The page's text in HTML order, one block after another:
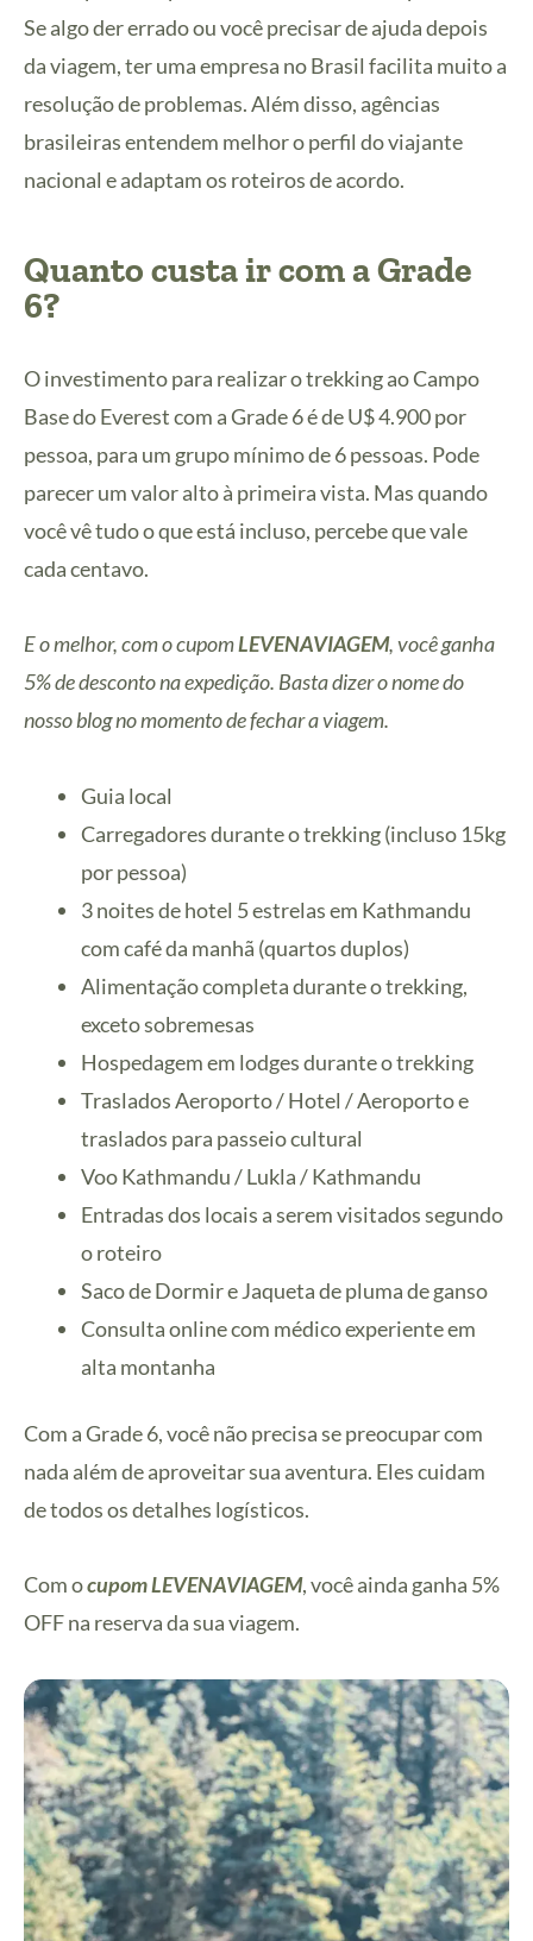
Se algo der errado ou você precisar de ajuda depois
da viagem, ter uma empresa no Brasil facilita muito a
resolução de problemas. Além disso, agências
brasileiras entendem melhor o perfil do viajante
nacional e adaptam os roteiros de acordo.
Quanto custa ir com a Grade
6?
O investimento para realizar o trekking ao Campo
Base do Everest com a Grade 6 é de U$ 4.900 por
pessoa, para um grupo mínimo de 6 pessoas. Pode
parecer um valor alto à primeira vista. Mas quando
você vê tudo o que está incluso, percebe que vale
cada centavo.
E o melhor, com o cupomLEVENAVIAGEM, você ganha
5% de desconto na expedição. Basta dizer o nome do
nosso blog no momento de fechar a viagem.
Guia local
Carregadores durante o trekking (incluso 15kg
por pessoa)
3 noites de hotel 5 estrelas em Kathmandu
com café da manhã (quartos duplos)
Alimentação completa durante o trekking,
exceto sobremesas
Hospedagem em lodges durante o trekking
Traslados Aeroporto / Hotel / Aeroporto e
traslados para passeio cultural
Voo Kathmandu / Lukla / Kathmandu
Entradas dos locais a serem visitados segundo
o roteiro
Saco de Dormir e Jaqueta de pluma de ganso
Consulta online com médico experiente em
alta montanha
Com a Grade 6, você não precisa se preocupar com
nada além de aproveitar sua aventura. Eles cuidam
de todos os detalhes logísticos.
Com ocupom LEVENAVIAGEM, você ainda ganha 5%
OFF na reserva da sua viagem.